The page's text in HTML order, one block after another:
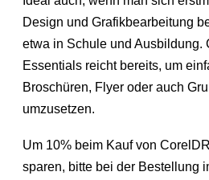
Design und Grafikbearbeitung
etwa in Schule und Ausbildung.
Essentials reicht bereits, um
Broschüren, Flyer oder auch
umzusetzen.
Um 10% beim Kauf von
sparen, bitte bei der Bestellung